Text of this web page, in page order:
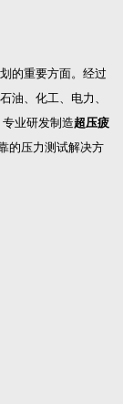
的重要方面。经过
油、化工、电力、
业研发制造超压疲
的压力测试解决方